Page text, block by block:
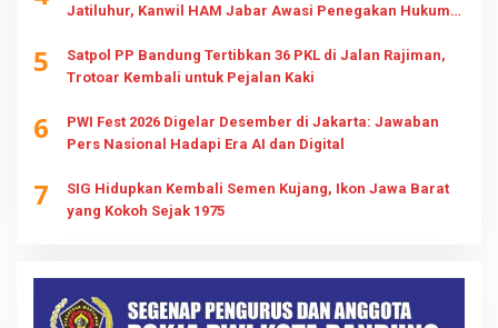
Jatiluhur, Kanwil HAM Jabar Awasi Penegakan Hukum
5
Satpol PP Bandung Tertibkan 36 PKL di Jalan Rajiman,
Trotoar Kembali untuk Pejalan Kaki
6
PWI Fest 2026 Digelar Desember di Jakarta: Jawaban
Pers Nasional Hadapi Era AI dan Digital
7
SIG Hidupkan Kembali Semen Kujang, Ikon Jawa Barat
yang Kokoh Sejak 1975